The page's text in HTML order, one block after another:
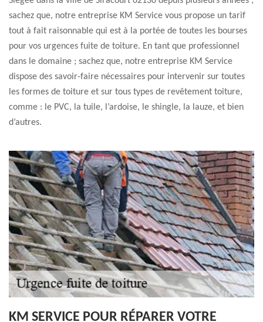
sachez que, notre entreprise KM Service vous propose un tarif
tout à fait raisonnable qui est à la portée de toutes les bourses
pour vos urgences fuite de toiture. En tant que professionnel
dans le domaine ; sachez que, notre entreprise KM Service
dispose des savoir-faire nécessaires pour intervenir sur toutes
les formes de toiture et sur tous types de revêtement toiture,
comme : le PVC, la tuile, l’ardoise, le shingle, la lauze, et bien
d’autres.
KM SERVICE POUR RÉPARER VOTRE